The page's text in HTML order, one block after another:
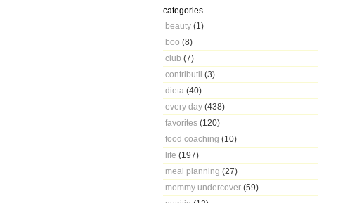
categories
beauty (1)
boo (8)
club (7)
contributii (3)
dieta (40)
every day (438)
favorites (120)
food coaching (10)
life (197)
meal planning (27)
mommy undercover (59)